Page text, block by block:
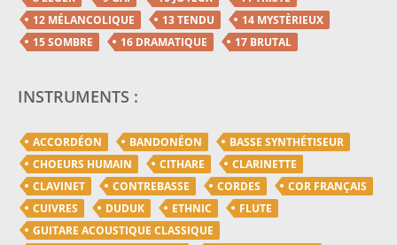
12 MÉLANCOLIQUE
13 TENDU
14 MYSTÈRIEUX
15 SOMBRE
16 DRAMATIQUE 17 BRUTAL
INSTRUMENTS :
ACCORDÉON BANDONÉON
BASSE SYNTHÉTISEUR
CHOEURS HUMAIN
CITHARE
CLARINETTE
CLAVINET
CONTREBASSE CORDES
COR FRANÇAIS
CUIVRES
DUDUK ETHNIC
FLUTE
GUITARE ACOUSTIQUE CLASSIQUE